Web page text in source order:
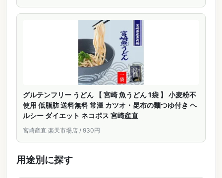
グルテンフリー うどん 【 宮崎 魚うどん 1袋 】 小麦粉不
使用 低脂肪 送料無料 常温 カツオ・昆布の麺つゆ付き ヘ
ルシー ダイエット ネコポス 宮崎産直
宮崎産直 楽天市場店 / 930円
用途別に探す